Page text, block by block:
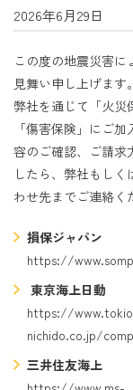
2026年6月29日
この度の地震災害
見舞い申し上げます。
弊社を通じて「火災
「傷害保険」にご
容のご確認、ご請求
したら、弊社もし
わせ先までご連絡く
損保ジャパン
https://
東京海上日動
https://
nichido.co.jp/
三井住友海上